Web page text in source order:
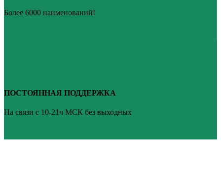
Более 6000 наименований!
ПОСТОЯННАЯ ПОДДЕРЖКА
На связи с 10-21ч МСК без выходных